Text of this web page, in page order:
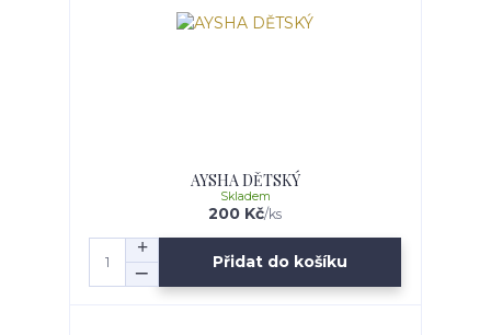
AYSHA DĚTSKÝ
200 Kč/ks
Skladem
Přidat do košíku